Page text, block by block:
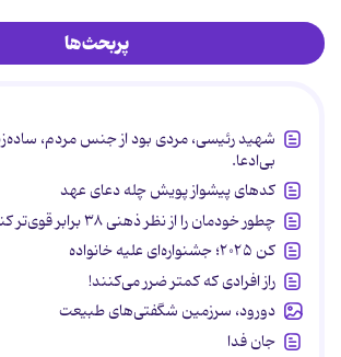
پربحث‌ها
شهید رئیسی، مردی بود از جنس مردم،
بی‌ادعا.
کدهای پیشواز پویش چله دعای عهد
چطور خودمان را از نظر ذهنی ۳۸ برابر قوی‌تر کنیم؟
کن ۲۰۲۵؛ جشنواره‌ای علیه خانواده
راز افرادی که کمتر ضرر می‌کنند!
دورود، سرزمین شگفتی‌های طبیعت
جان فدا